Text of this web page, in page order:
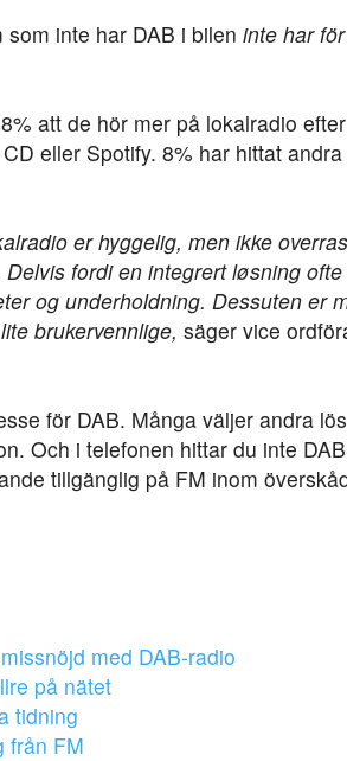
inte har DAB i bilen inte har
att de hör mer på lokalradio
eller Spotify. 8% har hittat
er hyggelig, men ikke
fordi en integrert løsning
og underholdning. Dessuten er
brukervennlige, säger vice
för DAB. Många väljer andra
Och i telefonen hittar du inte
tillgänglig på FM inom
med DAB-radio
på nätet
tidning
från FM